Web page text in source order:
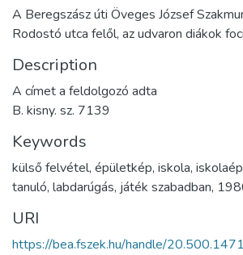
A Beregszász úti Öveges József
Rodostó utca felől, az udvaron diákok
Description
A címet a feldolgozó adta
B. kisny. sz. 7139
Keywords
külső felvétel, épületkép, iskola,
tanuló, labdarúgás, játék szabadban,
URI
https://bea.fszek.hu/handle/